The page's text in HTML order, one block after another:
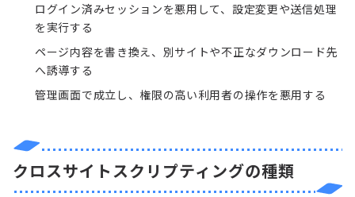
ログイン済みセッションを悪用して、設定変更や送信処理
を実行する
ページ内容を書き換え、別サイトや不正なダウンロード先
へ誘導する
管理画面で成立し、権限の高い利用者の操作を悪用する
クロスサイトスクリプティングの種類